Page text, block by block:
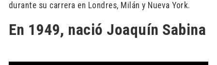
durante su carrera en Londres, Milán y Nueva York.
En 1949, nació Joaquín Sabina